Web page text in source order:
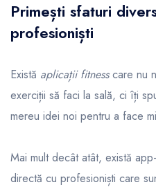
Primești sfaturi
profesioniști
Există aplicații fitnesscare nu
exerciții să faci la sală, ci îți
mereu idei noi pentru a face
Mai mult decât atât, există
directă cu profesioniști care